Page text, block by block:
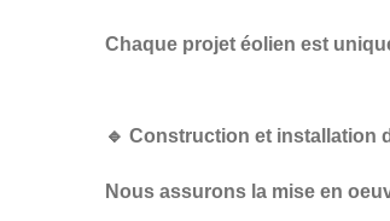
Chaque projet éolien est
🔹 Construction et installation
Nous assurons la mise en